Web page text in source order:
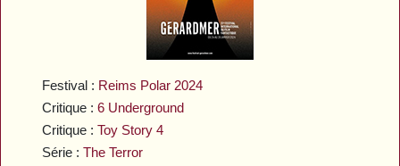
Festival : Reims Polar 2024
Critique :6 Underground
Critique :Toy Story 4
Série :The Terror